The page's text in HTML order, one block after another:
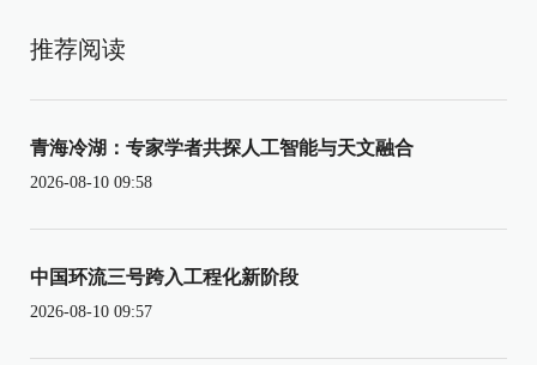
推荐阅读
青海冷湖：专家学者共探人工智能与天文融合
2026-08-10 09:58
中国环流三号跨入工程化新阶段
2026-08-10 09:57